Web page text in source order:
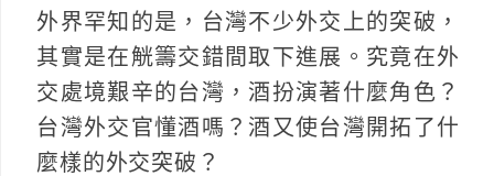
外界罕知的是，台灣不少外交上的突破，
其實是在觥籌交錯間取下進展。究竟在外
交處境艱辛的台灣，酒扮演著什麼角色？
台灣外交官懂酒嗎？酒又使台灣開拓了什
麼樣的外交突破？